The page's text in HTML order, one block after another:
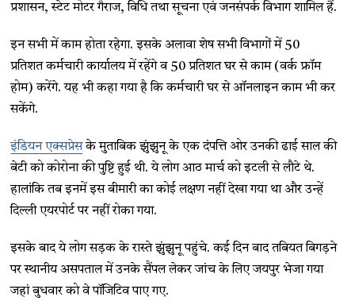
प्रशासन, स्टेट मोटर गैराज, विधि तथा सूचना एवं जनसंपर्क विभाग शामिल हैं.
इन सभी में काम होता रहेगा. इसके अलावा शेष सभी विभागों में 50
प्रतिशत कर्मचारी कार्यालय में रहेंगे व 50 प्रतिशत घर से काम (वर्क फ्रॉम
होम) करेंगे. यह भी कहा गया है कि कर्मचारी घर से ऑनलाइन काम भी कर
सकेंगे.
इंडियन एक्सप्रेसके मुताबिक झुंझुनू के एक दंपत्ति ओर उनकी ढाई साल की
बेटी को कोरोना की पुष्टि हुई थी. ये लोग आठ मार्च को इटली से लौटे थे.
हालांकि तब इनमें इस बीमारी का कोई लक्षण नहीं देखा गया था और उन्हें
दिल्ली एयरपोर्ट पर नहीं रोका गया.
इसके बाद ये लोग सड़क के रास्ते झुंझुनू पहुंचे. कई दिन बाद तबियत बिगड़ने
पर स्थानीय असपताल में उनके सैंपल लेकर जांच के लिए जयपुर भेजा गया
जहां बुधवार को वे पॉजिटिव पाए गए.